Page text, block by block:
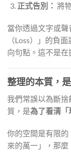
正式告別： 將
當你透過文字或
（Loss）」的負
向句點。這不是
整理的本質，
我們常誤以為斷
質，是為了看清「
你的空間是有限
來的萬一」，那麼